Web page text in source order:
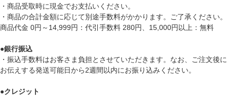
・商品受取時に現金でお支払いください。
・商品の合計金額に応じて別途手数料がかかります。ご了承ください。
商品代金 0円～14,999円：代引手数料 280円、15,000円以上：無料
●銀行振込
・振込手数料はお客さま負担とさせていただきます。なお、ご注文後に
お伝えする発送可能日から2週間以内にお振り込みください。
●クレジット